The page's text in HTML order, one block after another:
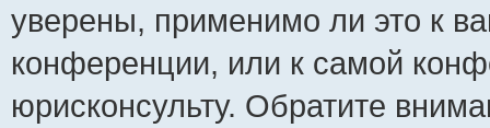
уверены, применимо ли это к
конференции, или к самой
юрисконсульту. Обратите